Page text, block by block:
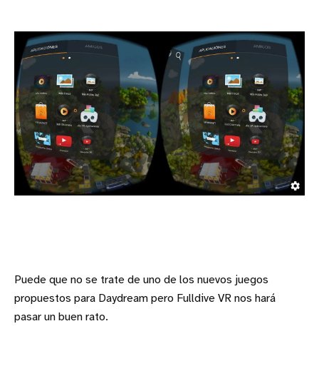
Puede que no se trate de uno de los nuevos juegos
propuestos para Daydream pero Fulldive VR nos hará
pasar un buen rato.